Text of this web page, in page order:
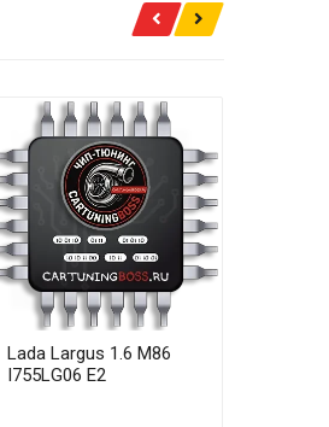
Lada Largus 1.6 M86
I755LG06 E2